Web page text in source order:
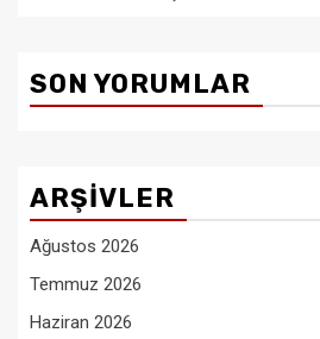
SON YORUMLAR
ARŞIVLER
Ağustos 2026
Temmuz 2026
Haziran 2026